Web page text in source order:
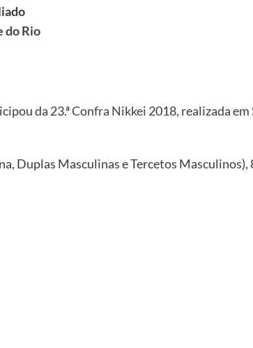
do Rio
da 23.ªConfra Nikkei 2018, realizada
Duplas Masculinas e Tercetos Masculinos),